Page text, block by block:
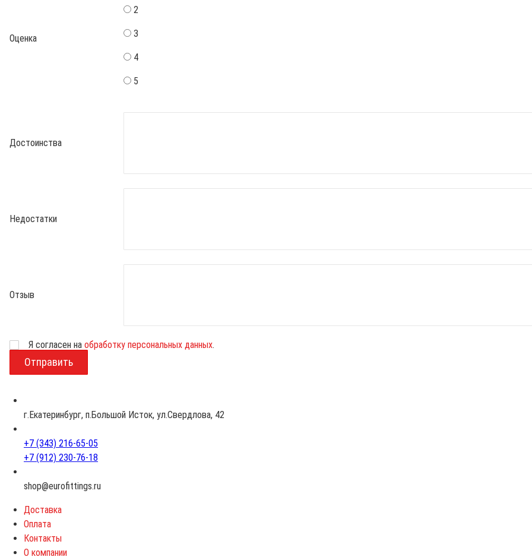
Оценка
2
3
4
5
Достоинства
Недостатки
Отзыв
ВозрастЯ согласен на обработку персональных данных.
г.Екатеринбург, п.Большой Исток, ул.Свердлова, 42
+7 (343) 216-65-05
+7 (912) 230-76-18
shop@eurofittings.ru
Доставка
Оплата
Контакты
О компании